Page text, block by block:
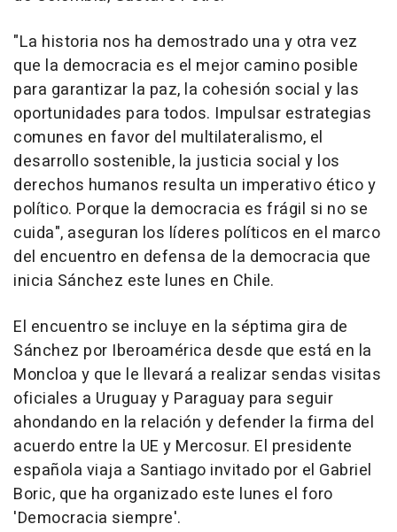
"La historia nos ha demostrado una y otra vez
que la democracia es el mejor camino posible
para garantizar la paz, la cohesión social y las
oportunidades para todos. Impulsar estrategias
comunes en favor del multilateralismo, el
desarrollo sostenible, la justicia social y los
derechos humanos resulta un imperativo ético y
político. Porque la democracia es frágil si no se
cuida", aseguran los líderes políticos en el marco
del encuentro en defensa de la democracia que
inicia Sánchez este lunes en Chile.
El encuentro se incluye en la séptima gira de
Sánchez por Iberoamérica desde que está en la
Moncloa y que le llevará a realizar sendas visitas
oficiales a Uruguay y Paraguay para seguir
ahondando en la relación y defender la firma del
acuerdo entre la UE y Mercosur. El presidente
española viaja a Santiago invitado por el Gabriel
Boric, que ha organizado este lunes el foro
'Democracia siempre'.